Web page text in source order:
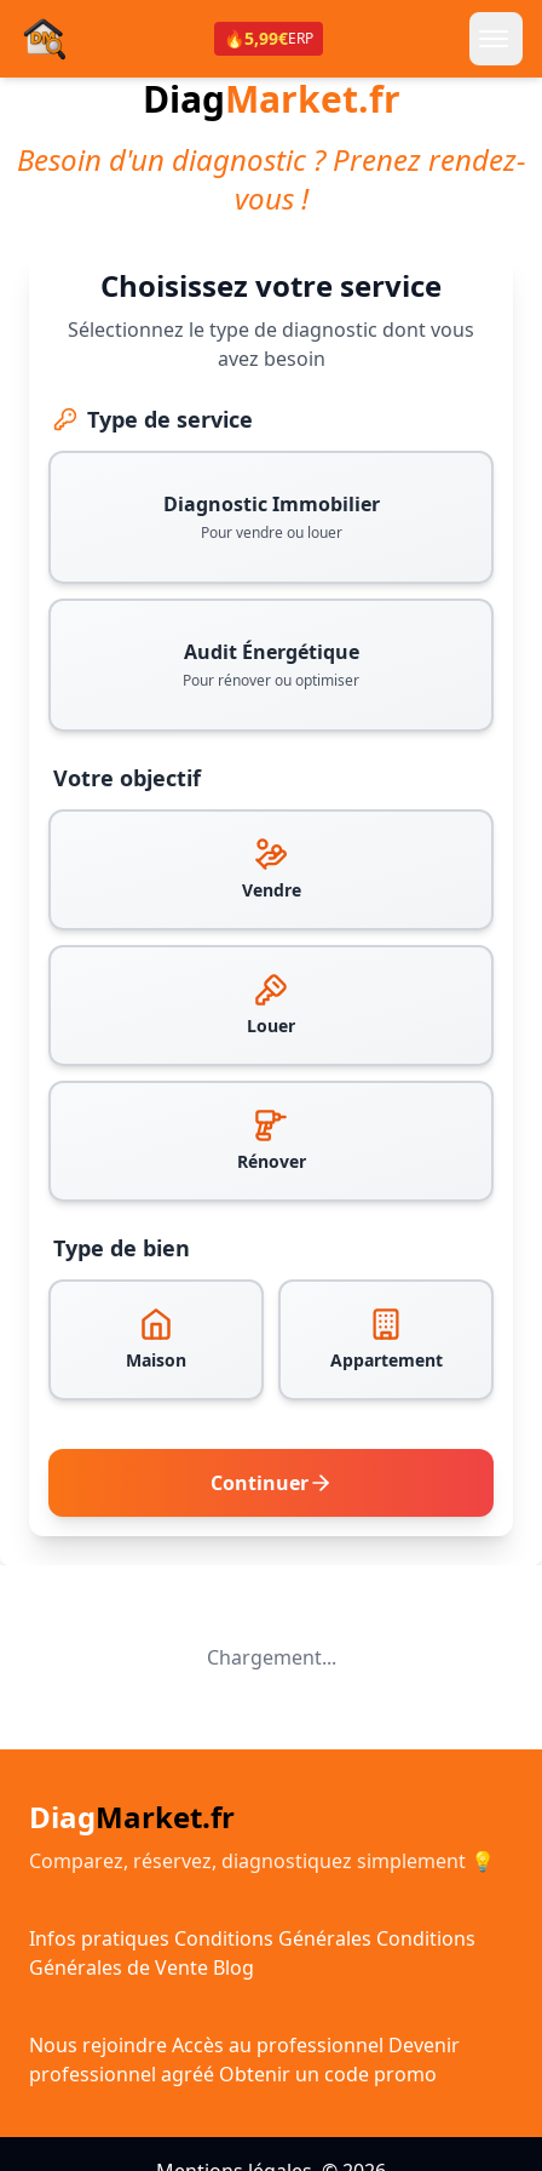
🔥5,99€ERP
DiagMarket.fr
Besoin d'un diagnostic ? Prenez rendez-
vous !
Choisissez votre service
Sélectionnez le type de diagnostic dont vous
avez besoin
Type de service
Diagnostic Immobilier
Pour vendre ou louer
Audit Énergétique
Pour rénover ou optimiser
Votre objectif
Vendre
Louer
Rénover
Type de bien
Maison Appartement
Continuer
Chargement...
DiagMarket.fr
Comparez, réservez, diagnostiquez simplement 💡
Infos pratiques Conditions Générales Conditions
Générales de Vente Blog
Nous rejoindreAccès au professionnel Devenir
professionnel agréé Obtenir un code promo